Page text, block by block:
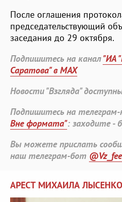
После оглашения
председательствующий
заседания до 29 октября.
Подпишитесь на канал"ИА
Саратова" в MAX
Новости "Взгляда"
Подпишитесь на телеграм-
Вне формата": заходите -
Вы можете прислать
наш телеграм-бот
АРЕСТ МИХАИЛА ЛЫСЕНКО